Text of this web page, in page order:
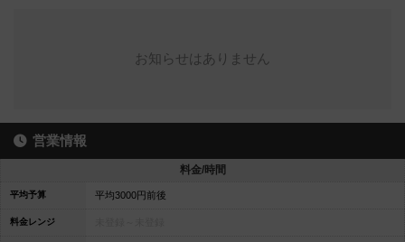
お知らせはありません
営業情報
料金/時間
平均予算 平均3000円前後
料金レンジ